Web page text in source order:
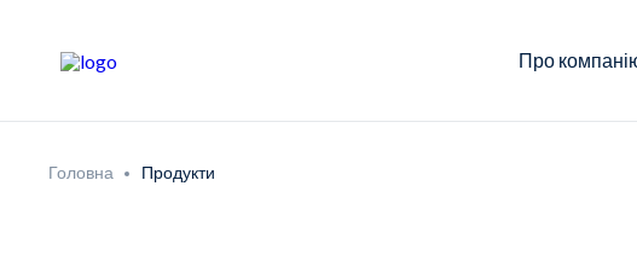
Про
Головна Продукти